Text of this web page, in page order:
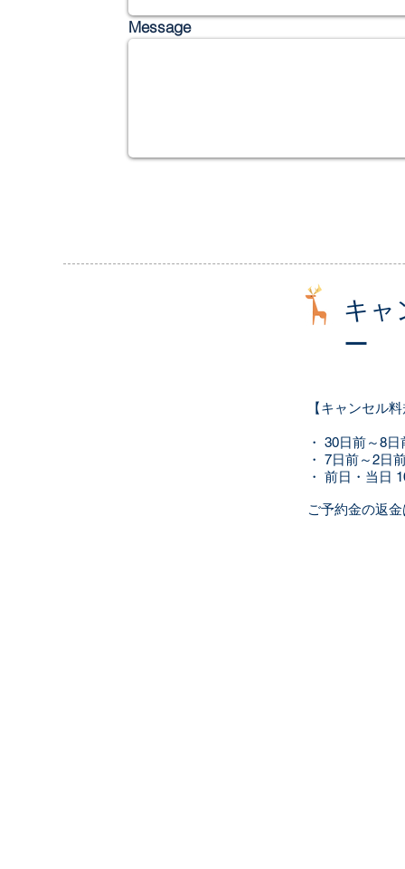
Message
キャ
ー
【キャンセル
・ 30日前～
・ 7日前～2日
・ 前日・当日
ご予約金の返